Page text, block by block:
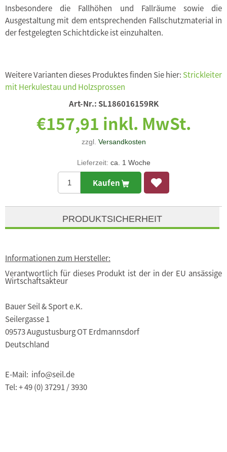
Insbesondere die Fallhöhen und Fallräume sowie die
Ausgestaltung mit dem entsprechenden Fallschutzmaterial in
der festgelegten Schichtdicke ist einzuhalten.
Weitere Varianten dieses Produktes finden Sie hier: Strickleiter
mit Herkulestau und Holzsprossen
Art-Nr.: SL186016159RK
€157,91 inkl. MwSt.
zzgl. Versandkosten
Lieferzeit: ca. 1 Woche
Kaufen
PRODUKTSICHERHEIT
Informationen zum Hersteller:
Verantwortlich für dieses Produkt ist der in der EU ansässige
Wirtschaftsakteur
Bauer Seil & Sport e.K.
Seilergasse 1
09573 Augustusburg OT Erdmannsdorf
Deutschland
E-Mail: info@seil.de
Tel: + 49 (0) 37291 / 3930